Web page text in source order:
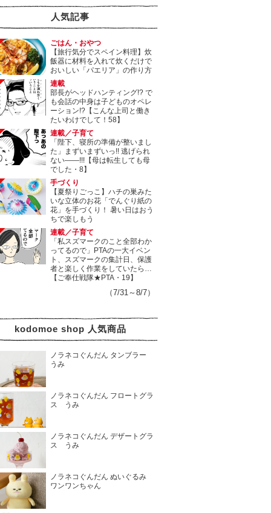
人気記事
ごはん・おやつ
【旅行気分でスペイン料理】炊
飯器に材料を入れて炊くだけで
おいしい「パエリア」の作り方
連載
部長がヘッドハンティング!? で
も会話の中身は子どものオペレ
ーション!?【こんな上司と働き
たいわけでして！58】
連載／子育て
「陛下、寝所の準備が整いまし
た」まずいまずいっ!! 逃げられ
ない――!!!【母は転生しても母
でした・8】
手づくり
【夏祭りごっこ】ハチの巣みた
いな立体のお花「でんぐり紙の
花」を手づくり！ 暑い日はおう
ちで楽しもう
連載／子育て
「私スズマークのこと全部わか
ってるので」PTAの一大イベン
ト、スズマークの集計日、保護
者と楽しく作業をしていたら…
【ご奉仕戦隊★PTA・19】
（7/31～8/7）
kodomoe shop 人気商品
ノラネコぐんだん タンブラー
うみ
ノラネコぐんだん フロートグラ
ス うみ
ノラネコぐんだん デザートグラ
ス うみ
ノラネコぐんだん ぬいぐるみ
ワンワンちゃん